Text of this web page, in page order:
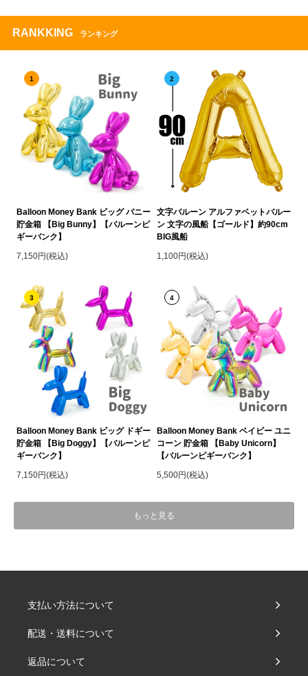
RANKKING ランキング
1
Balloon Money Bank ビッグ バニー
貯金箱 【Big Bunny】【バルーンピ
ギーバンク】
7,150円(税込)
2
文字バルーン アルファベットバルー
ン 文字の風船【ゴールド】約90cm
BIG風船
1,100円(税込)
3
Balloon Money Bank ビッグ ドギー
貯金箱 【Big Doggy】【バルーンピ
ギーバンク】
7,150円(税込)
4
Balloon Money Bank ベイビー ユニ
コーン 貯金箱 【Baby Unicorn】
【バルーンピギーバンク】
5,500円(税込)
もっと見る
支払い方法について
配送・送料について
返品について